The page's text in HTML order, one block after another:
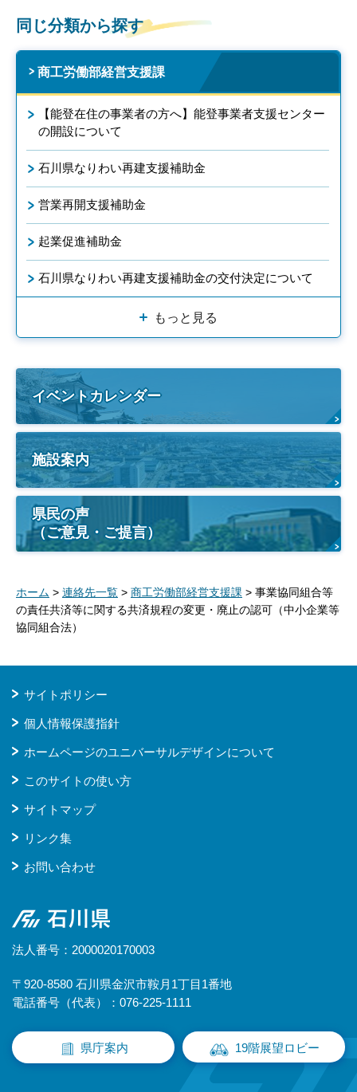
同じ分類から探す
商工労働部経営支援課
【能登在住の事業者の方へ】能登事業者支援センター
の開設について
石川県なりわい再建支援補助金
営業再開支援補助金
起業促進補助金
石川県なりわい再建支援補助金の交付決定について
もっと見る
イベントカレンダー
施設案内
県民の声
（ご意見・ご提言）
ホーム > 連絡先一覧 > 商工労働部経営支援課 > 事業協同組合等
の責任共済等に関する共済規程の変更・廃止の認可（中小企業等
協同組合法）
サイトポリシー
個人情報保護指針
ホームページのユニバーサルデザインについて
このサイトの使い方
サイトマップ
リンク集
お問い合わせ
石川県
法人番号：2000020170003
〒920-8580 石川県金沢市鞍月1丁目1番地
電話番号（代表）：076-225-1111
県庁案内 19階展望ロビー